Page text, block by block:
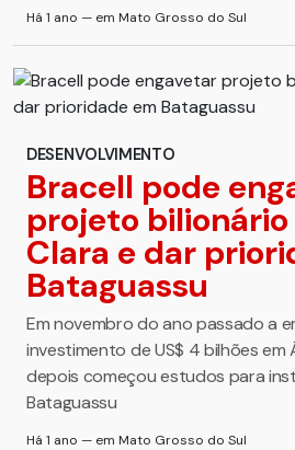
Há 1 ano — em Mato Grosso do Sul
DESENVOLVIMENTO
Bracell pode
projeto bilionário
Clara e dar
Bataguassu
Em novembro do ano passado a
investimento de US$ 4 bilhões em
depois começou estudos para
Bataguassu
Há 1 ano — em Mato Grosso do Sul